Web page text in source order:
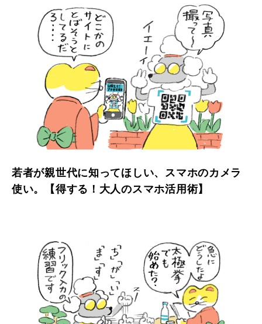
若者が親世代に知ってほしい、スマホのカメラ
使い。【得する！大人のスマホ活用術】